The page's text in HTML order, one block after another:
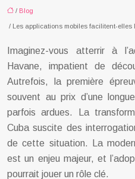
/ Blog
/ Les applications mobiles facilitent-
Imaginez-vous atterrir à
Havane, impatient de
Autrefois, la première
souvent au prix d’une
parfois ardues. La
Cuba suscite des
de cette situation. La
est un enjeu majeur, et
pourrait jouer un rôle clé.